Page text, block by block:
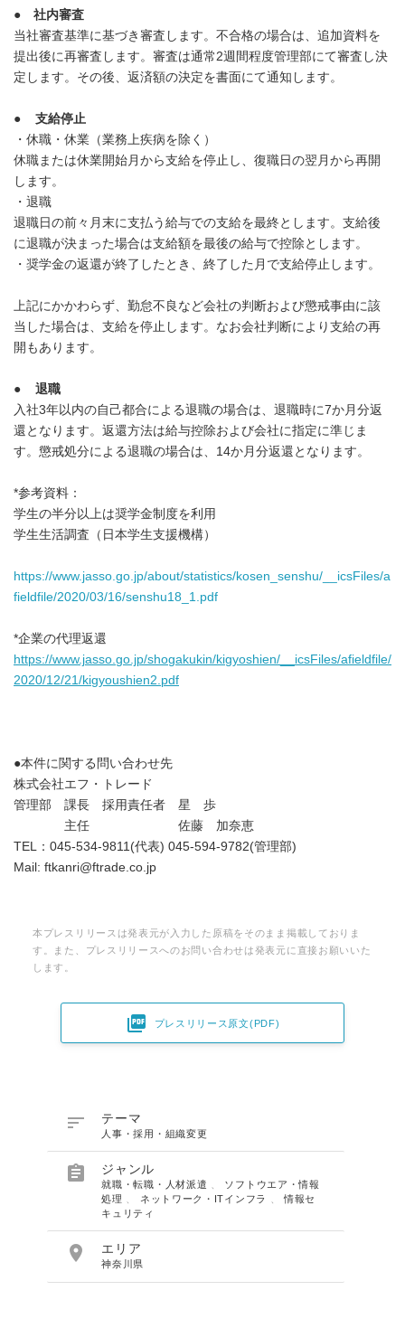
● 社内審査
当社審査基準に基づき審査します。不合格の場合は、追加資料を
提出後に再審査します。審査は通常2週間程度管理部にて審査し決
定します。その後、返済額の決定を書面にて通知します。
● 支給停止
・休職・休業（業務上疾病を除く）
休職または休業開始月から支給を停止し、復職日の翌月から再開
します。
・退職
退職日の前々月末に支払う給与での支給を最終とします。支給後
に退職が決まった場合は支給額を最後の給与で控除とします。
・奨学金の返還が終了したとき、終了した月で支給停止します。
上記にかかわらず、勤怠不良など会社の判断および懲戒事由に該
当した場合は、支給を停止します。なお会社判断により支給の再
開もあります。
● 退職
入社3年以内の自己都合による退職の場合は、退職時に7か月分返
還となります。返還方法は給与控除および会社に指定に準じま
す。懲戒処分による退職の場合は、14か月分返還となります。
*参考資料：
学生の半分以上は奨学金制度を利用
学生生活調査（日本学生支援機構）
https://www.jasso.go.jp/about/statistics/kosen_senshu/__icsFiles/a
fieldfile/2020/03/16/senshu18_1.pdf
*企業の代理返還
https://www.jasso.go.jp/shogakukin/kigyoshien/__icsFiles/afieldfile/
2020/12/21/kigyoushien2.pdf
●本件に関する問い合わせ先
株式会社エフ・トレード
管理部 課長 採用責任者 星 歩
主任 佐藤 加奈恵
TEL：045-534-9811(代表) 045-594-9782(管理部)
Mail: ftkanri@ftrade.co.jp
本プレスリリースは発表元が入力した原稿をそのまま掲載しておりま
す。また、プレスリリースへのお問い合わせは発表元に直接お願いいた
します。
 プレスリリース原文(PDF)
 テーマ
人事・採用・組織変更
 ジャンル
就職・転職・人材派遣
ソフトウエア・情報
処理
ネットワーク・ITインフラ 、情報セ
キュリティ
 エリア
神奈川県